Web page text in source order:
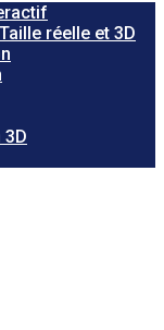
réelle et 3D